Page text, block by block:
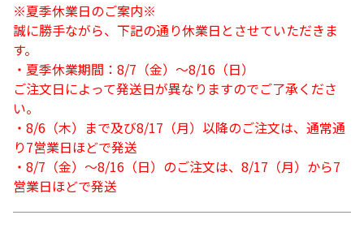
※夏季休業日のご案内※
誠に勝手ながら、下記の通り休業日とさせていただきま
す。
・夏季休業期間：8/7（金）～8/16（日）
ご注文日によって発送日が異なりますのでご了承くださ
い。
・8/6（木）まで及び8/17（月）以降のご注文は、通常通
り7営業日ほどで発送
・8/7（金）～8/16（日）のご注文は、8/17（月）から7
営業日ほどで発送